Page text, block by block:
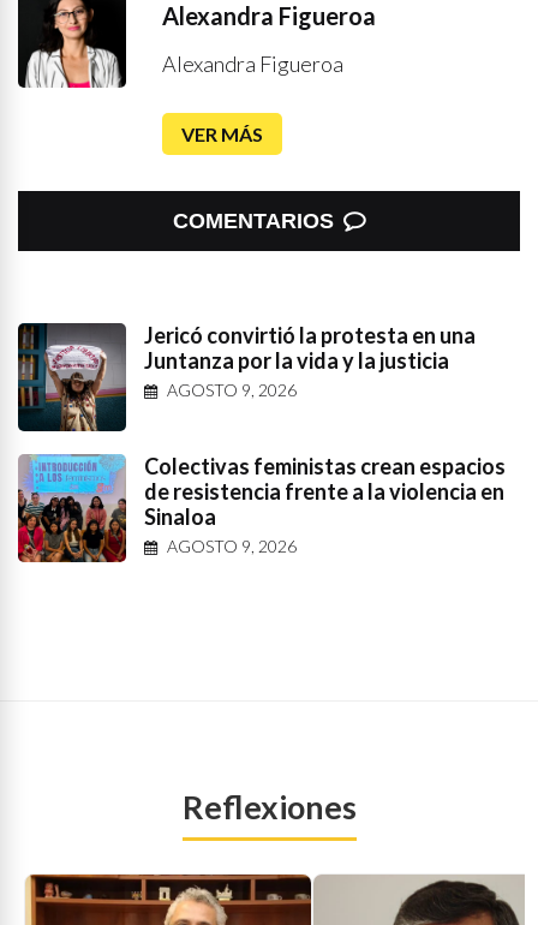
Alexandra Figueroa
Alexandra Figueroa
VER MÁS
COMENTARIOS
Jericó convirtió la protesta en una
Juntanza por la vida y la justicia
AGOSTO 9, 2026
Colectivas feministas crean espacios
de resistencia frente a la violencia en
Sinaloa
AGOSTO 9, 2026
Reflexiones